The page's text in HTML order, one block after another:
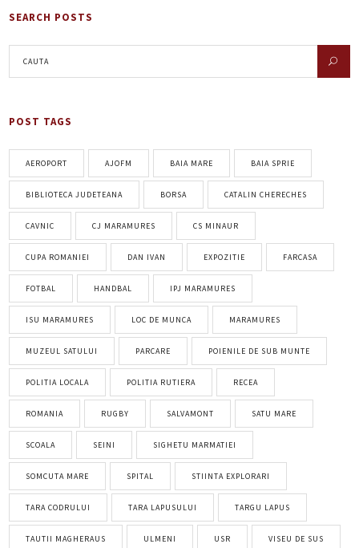
SEARCH POSTS
POST TAGS
AEROPORT AJOFM BAIA MARE BAIA SPRIE
BIBLIOTECA JUDETEANA BORSA CATALIN CHERECHES
CAVNIC CJ MARAMURES CS MINAUR
CUPA ROMANIEI DAN IVAN EXPOZITIE FARCASA
FOTBAL HANDBAL IPJ MARAMURES
ISU MARAMURES LOC DE MUNCA MARAMURES
MUZEUL SATULUI PARCARE POIENILE DE SUB MUNTE
POLITIA LOCALA POLITIA RUTIERA RECEA
ROMANIA RUGBY SALVAMONT SATU MARE
SCOALA SEINI SIGHETU MARMATIEI
SOMCUTA MARE SPITAL STIINTA EXPLORARI
TARA CODRULUI TARA LAPUSULUI TARGU LAPUS
TAUTII MAGHERAUS ULMENI USR VISEU DE SUS